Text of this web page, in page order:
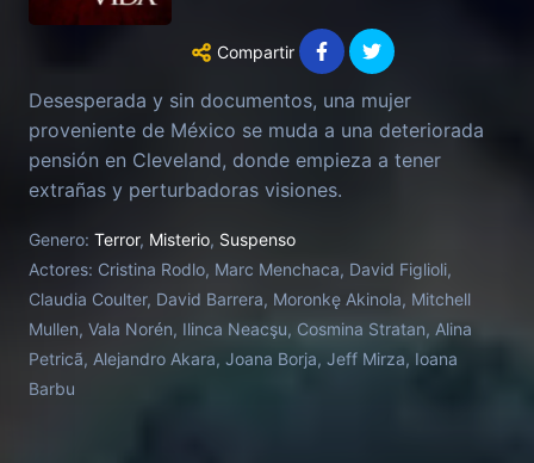
Compartir
Desesperada y sin documentos, una mujer
proveniente de México se muda a una deteriorada
pensión en Cleveland, donde empieza a tener
extrañas y perturbadoras visiones.
Genero: Terror, Misterio, Suspenso
Actores: Cristina Rodlo, Marc Menchaca, David Figlioli,
Claudia Coulter, David Barrera, Moronkę Akinola, Mitchell
Mullen, Vala Norén, Ilinca Neacşu, Cosmina Stratan, Alina
Petricã, Alejandro Akara, Joana Borja, Jeff Mirza, Ioana
Barbu